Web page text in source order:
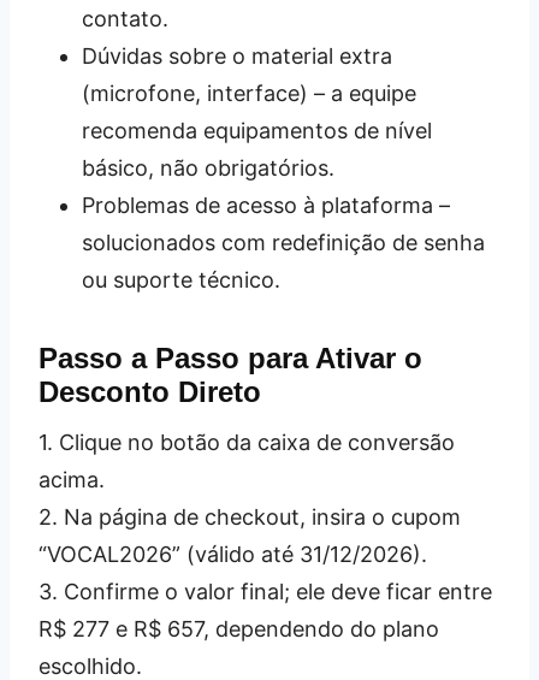
contato.
Dúvidas sobre o material extra
(microfone, interface) – a equipe
recomenda equipamentos de nível
básico, não obrigatórios.
Problemas de acesso à plataforma –
solucionados com redefinição de senha
ou suporte técnico.
Passo a Passo para Ativar o
Desconto Direto
1. Clique no botão da caixa de conversão
acima.
2. Na página de checkout, insira o cupom
“VOCAL2026” (válido até 31/12/2026).
3. Confirme o valor final; ele deve ficar entre
R$ 277 e R$ 657, dependendo do plano
escolhido.